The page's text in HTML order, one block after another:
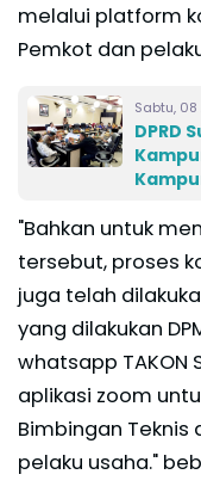
melalui platform
Pemkot dan
Sabtu, 08
DPRD
"Bahkan untuk
tersebut, proses
juga telah
yang dilakukan
whatsapp TAKON
aplikasi zoom
Bimbingan Teknis
pelaku usaha."